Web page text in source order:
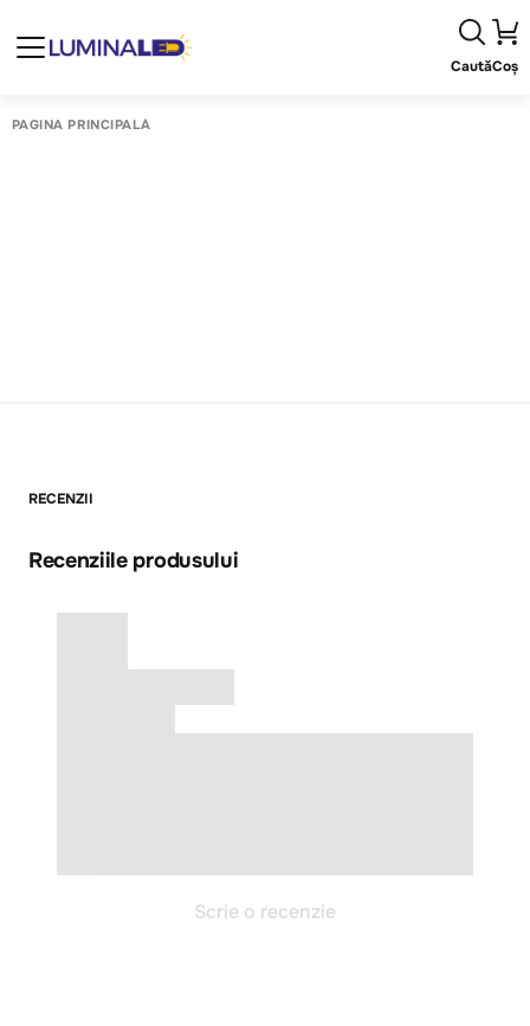
CautăCoș
PAGINA PRINCIPALĂ
RECENZII
Recenziile produsului
Scrie o recenzie